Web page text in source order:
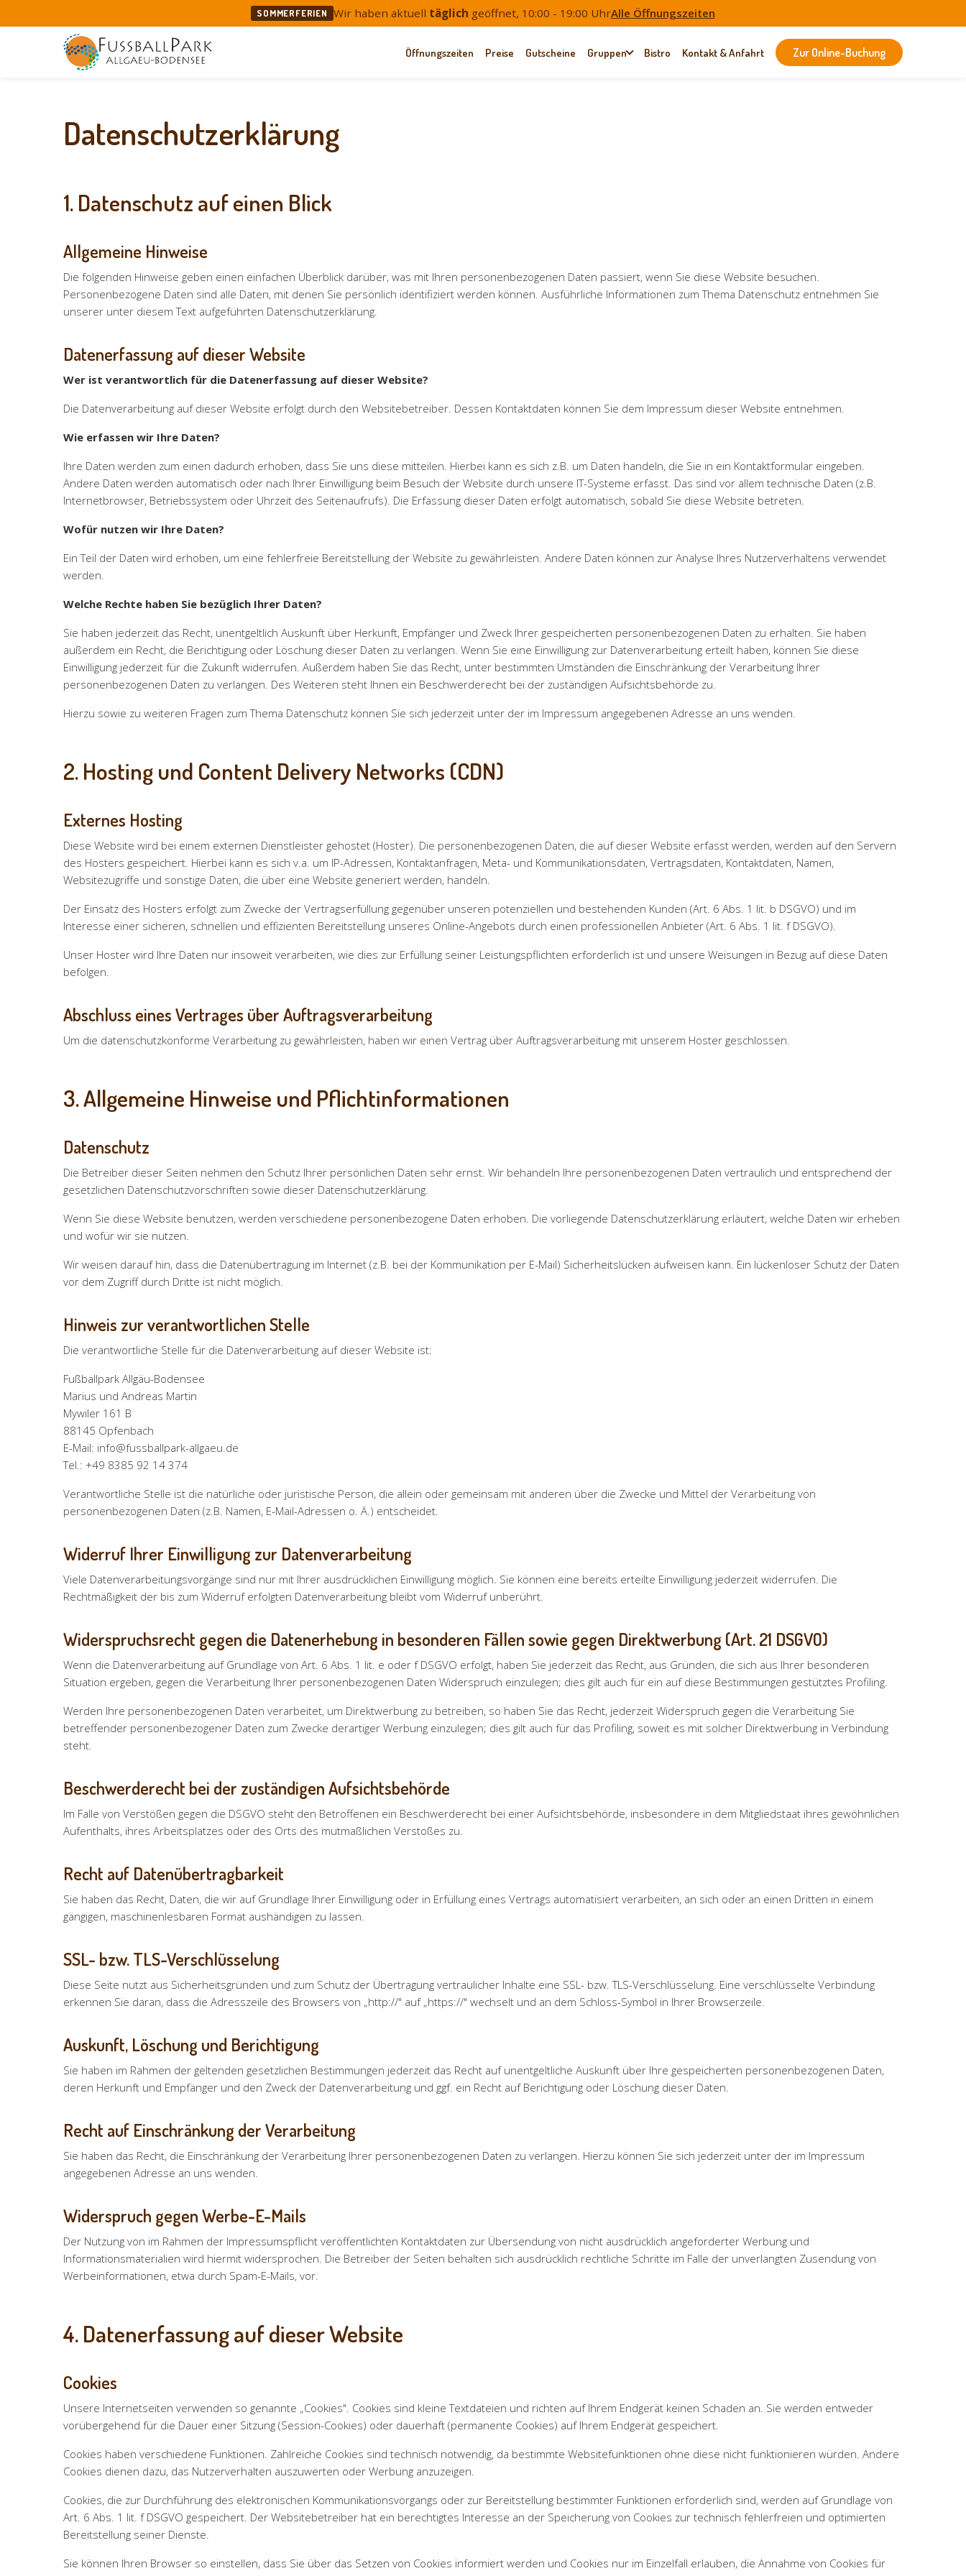
SOMMERFERIEN Wir haben aktuell täglich geöffnet, 10:00 - 19:00 UhrAlle Öffnungszeiten
Öffnungszeiten Preise Gutscheine Gruppen Bistro Kontakt & Anfahrt Zur Online-Buchung
Datenschutzerklärung
1. Datenschutz auf einen Blick
Allgemeine Hinweise
Die folgenden Hinweise geben einen einfachen Überblick darüber, was mit Ihren personenbezogenen Daten passiert, wenn Sie diese Website besuchen.
Personenbezogene Daten sind alle Daten, mit denen Sie persönlich identifiziert werden können. Ausführliche Informationen zum Thema Datenschutz entnehmen Sie
unserer unter diesem Text aufgeführten Datenschutzerklärung.
Datenerfassung auf dieser Website
Wer ist verantwortlich für die Datenerfassung auf dieser Website?
Die Datenverarbeitung auf dieser Website erfolgt durch den Websitebetreiber. Dessen Kontaktdaten können Sie dem Impressum dieser Website entnehmen.
Wie erfassen wir Ihre Daten?
Ihre Daten werden zum einen dadurch erhoben, dass Sie uns diese mitteilen. Hierbei kann es sich z.B. um Daten handeln, die Sie in ein Kontaktformular eingeben.
Andere Daten werden automatisch oder nach Ihrer Einwilligung beim Besuch der Website durch unsere IT-Systeme erfasst. Das sind vor allem technische Daten (z.B.
Internetbrowser, Betriebssystem oder Uhrzeit des Seitenaufrufs). Die Erfassung dieser Daten erfolgt automatisch, sobald Sie diese Website betreten.
Wofür nutzen wir Ihre Daten?
Ein Teil der Daten wird erhoben, um eine fehlerfreie Bereitstellung der Website zu gewährleisten. Andere Daten können zur Analyse Ihres Nutzerverhaltens verwendet
werden.
Welche Rechte haben Sie bezüglich Ihrer Daten?
Sie haben jederzeit das Recht, unentgeltlich Auskunft über Herkunft, Empfänger und Zweck Ihrer gespeicherten personenbezogenen Daten zu erhalten. Sie haben
außerdem ein Recht, die Berichtigung oder Löschung dieser Daten zu verlangen. Wenn Sie eine Einwilligung zur Datenverarbeitung erteilt haben, können Sie diese
Einwilligung jederzeit für die Zukunft widerrufen. Außerdem haben Sie das Recht, unter bestimmten Umständen die Einschränkung der Verarbeitung Ihrer
personenbezogenen Daten zu verlangen. Des Weiteren steht Ihnen ein Beschwerderecht bei der zuständigen Aufsichtsbehörde zu.
Hierzu sowie zu weiteren Fragen zum Thema Datenschutz können Sie sich jederzeit unter der im Impressum angegebenen Adresse an uns wenden.
2. Hosting und Content Delivery Networks (CDN)
Externes Hosting
Diese Website wird bei einem externen Dienstleister gehostet (Hoster). Die personenbezogenen Daten, die auf dieser Website erfasst werden, werden auf den Servern
des Hosters gespeichert. Hierbei kann es sich v.a. um IP-Adressen, Kontaktanfragen, Meta- und Kommunikationsdaten, Vertragsdaten, Kontaktdaten, Namen,
Websitezugriffe und sonstige Daten, die über eine Website generiert werden, handeln.
Der Einsatz des Hosters erfolgt zum Zwecke der Vertragserfüllung gegenüber unseren potenziellen und bestehenden Kunden (Art. 6 Abs. 1 lit. b DSGVO) und im
Interesse einer sicheren, schnellen und effizienten Bereitstellung unseres Online-Angebots durch einen professionellen Anbieter (Art. 6 Abs. 1 lit. f DSGVO).
Unser Hoster wird Ihre Daten nur insoweit verarbeiten, wie dies zur Erfüllung seiner Leistungspflichten erforderlich ist und unsere Weisungen in Bezug auf diese Daten
befolgen.
Abschluss eines Vertrages über Auftragsverarbeitung
Um die datenschutzkonforme Verarbeitung zu gewährleisten, haben wir einen Vertrag über Auftragsverarbeitung mit unserem Hoster geschlossen.
3. Allgemeine Hinweise und Pflichtinformationen
Datenschutz
Die Betreiber dieser Seiten nehmen den Schutz Ihrer persönlichen Daten sehr ernst. Wir behandeln Ihre personenbezogenen Daten vertraulich und entsprechend der
gesetzlichen Datenschutzvorschriften sowie dieser Datenschutzerklärung.
Wenn Sie diese Website benutzen, werden verschiedene personenbezogene Daten erhoben. Die vorliegende Datenschutzerklärung erläutert, welche Daten wir erheben
und wofür wir sie nutzen.
Wir weisen darauf hin, dass die Datenübertragung im Internet (z.B. bei der Kommunikation per E-Mail) Sicherheitslücken aufweisen kann. Ein lückenloser Schutz der Daten
vor dem Zugriff durch Dritte ist nicht möglich.
Hinweis zur verantwortlichen Stelle
Die verantwortliche Stelle für die Datenverarbeitung auf dieser Website ist:
Fußballpark Allgäu-Bodensee
Marius und Andreas Martin
Mywiler 161 B
88145 Opfenbach
E-Mail: info@fussballpark-allgaeu.de
Tel.: +49 8385 92 14 374
Verantwortliche Stelle ist die natürliche oder juristische Person, die allein oder gemeinsam mit anderen über die Zwecke und Mittel der Verarbeitung von
personenbezogenen Daten (z.B. Namen, E-Mail-Adressen o. Ä.) entscheidet.
Widerruf Ihrer Einwilligung zur Datenverarbeitung
Viele Datenverarbeitungsvorgänge sind nur mit Ihrer ausdrücklichen Einwilligung möglich. Sie können eine bereits erteilte Einwilligung jederzeit widerrufen. Die
Rechtmäßigkeit der bis zum Widerruf erfolgten Datenverarbeitung bleibt vom Widerruf unberührt.
Widerspruchsrecht gegen die Datenerhebung in besonderen Fällen sowie gegen Direktwerbung (Art. 21 DSGVO)
Wenn die Datenverarbeitung auf Grundlage von Art. 6 Abs. 1 lit. e oder f DSGVO erfolgt, haben Sie jederzeit das Recht, aus Gründen, die sich aus Ihrer besonderen
Situation ergeben, gegen die Verarbeitung Ihrer personenbezogenen Daten Widerspruch einzulegen; dies gilt auch für ein auf diese Bestimmungen gestütztes Profiling.
Werden Ihre personenbezogenen Daten verarbeitet, um Direktwerbung zu betreiben, so haben Sie das Recht, jederzeit Widerspruch gegen die Verarbeitung Sie
betreffender personenbezogener Daten zum Zwecke derartiger Werbung einzulegen; dies gilt auch für das Profiling, soweit es mit solcher Direktwerbung in Verbindung
steht.
Beschwerderecht bei der zuständigen Aufsichtsbehörde
Im Falle von Verstößen gegen die DSGVO steht den Betroffenen ein Beschwerderecht bei einer Aufsichtsbehörde, insbesondere in dem Mitgliedstaat ihres gewöhnlichen
Aufenthalts, ihres Arbeitsplatzes oder des Orts des mutmaßlichen Verstoßes zu.
Recht auf Datenübertragbarkeit
Sie haben das Recht, Daten, die wir auf Grundlage Ihrer Einwilligung oder in Erfüllung eines Vertrags automatisiert verarbeiten, an sich oder an einen Dritten in einem
gängigen, maschinenlesbaren Format aushändigen zu lassen.
SSL- bzw. TLS-Verschlüsselung
Diese Seite nutzt aus Sicherheitsgründen und zum Schutz der Übertragung vertraulicher Inhalte eine SSL- bzw. TLS-Verschlüsselung. Eine verschlüsselte Verbindung
erkennen Sie daran, dass die Adresszeile des Browsers von „http://" auf „https://" wechselt und an dem Schloss-Symbol in Ihrer Browserzeile.
Auskunft, Löschung und Berichtigung
Sie haben im Rahmen der geltenden gesetzlichen Bestimmungen jederzeit das Recht auf unentgeltliche Auskunft über Ihre gespeicherten personenbezogenen Daten,
deren Herkunft und Empfänger und den Zweck der Datenverarbeitung und ggf. ein Recht auf Berichtigung oder Löschung dieser Daten.
Recht auf Einschränkung der Verarbeitung
Sie haben das Recht, die Einschränkung der Verarbeitung Ihrer personenbezogenen Daten zu verlangen. Hierzu können Sie sich jederzeit unter der im Impressum
angegebenen Adresse an uns wenden.
Widerspruch gegen Werbe-E-Mails
Der Nutzung von im Rahmen der Impressumspflicht veröffentlichten Kontaktdaten zur Übersendung von nicht ausdrücklich angeforderter Werbung und
Informationsmaterialien wird hiermit widersprochen. Die Betreiber der Seiten behalten sich ausdrücklich rechtliche Schritte im Falle der unverlangten Zusendung von
Werbeinformationen, etwa durch Spam-E-Mails, vor.
4. Datenerfassung auf dieser Website
Cookies
Unsere Internetseiten verwenden so genannte „Cookies". Cookies sind kleine Textdateien und richten auf Ihrem Endgerät keinen Schaden an. Sie werden entweder
vorübergehend für die Dauer einer Sitzung (Session-Cookies) oder dauerhaft (permanente Cookies) auf Ihrem Endgerät gespeichert.
Cookies haben verschiedene Funktionen. Zahlreiche Cookies sind technisch notwendig, da bestimmte Websitefunktionen ohne diese nicht funktionieren würden. Andere
Cookies dienen dazu, das Nutzerverhalten auszuwerten oder Werbung anzuzeigen.
Cookies, die zur Durchführung des elektronischen Kommunikationsvorgangs oder zur Bereitstellung bestimmter Funktionen erforderlich sind, werden auf Grundlage von
Art. 6 Abs. 1 lit. f DSGVO gespeichert. Der Websitebetreiber hat ein berechtigtes Interesse an der Speicherung von Cookies zur technisch fehlerfreien und optimierten
Bereitstellung seiner Dienste.
Sie können Ihren Browser so einstellen, dass Sie über das Setzen von Cookies informiert werden und Cookies nur im Einzelfall erlauben, die Annahme von Cookies für